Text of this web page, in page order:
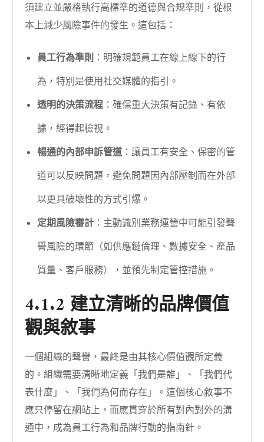
須建立並嚴格執行高標準的道德與合規準則，從根
本上減少風險事件的發生。這包括：
員工行為準則 ：明確規範員工在線上線下的行
為，特別是使用社交媒體的指引。
透明的決策流程 ：確保重大決策有記錄、有依
據，經得起檢視。
暢通的內部申訴管道：讓員工有安全、保密的管
道可以反映問題，避免問題因內部壓制而在外部
以更具破壞性的方式引爆。
定期風險審計 ：主動識別業務運營中可能引發聲
譽風險的環節（如供應鏈倫理、數據安全、產品
質量、客戶服務），並預先制定管控措施。
4.1.2 建立清晰的品牌價值
觀與敘事
一個組織的聲譽，最終是由其核心價值觀所定義
的。組織需要清晰地定義「我們是誰」、「我們代
表什麼」、「我們為何而存在」。這個核心敘事不
應只停留在網站上，而應貫穿於所有對內對外的溝
通中，成為員工行為和品牌行動的指南針。